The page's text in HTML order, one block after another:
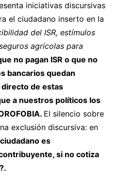
iniciativas discursivas
el ciudadano inserto en la
del ISR, estímulos
agrícolas para
no pagan ISR o que no
bancarios quedan
de estas
a nuestros políticos los
El silencio sobre
exclusión discursiva: en
es
si no cotiza